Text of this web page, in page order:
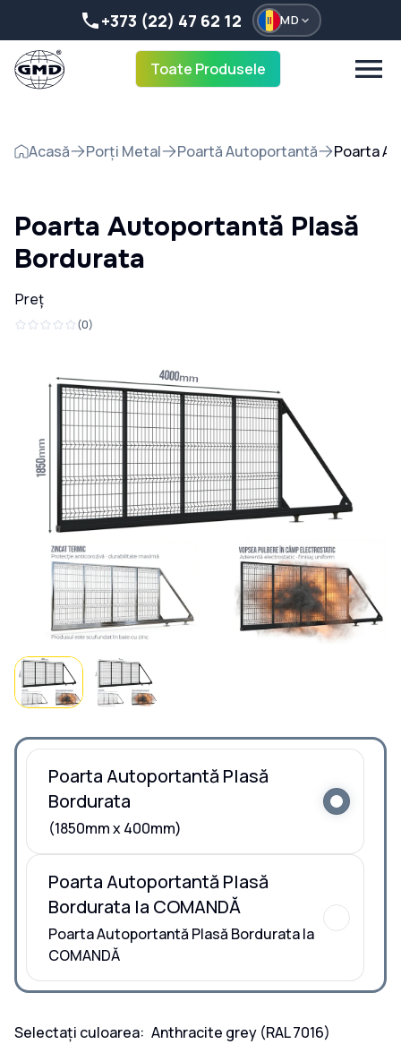
+373 (22) 47 62 12 MD
Toate Produsele
Acasă Porți Metal Poartă Autoportantă Poarta
Poarta Autoportantă Plasă
Bordurata
Preț
(0)
Poarta Autoportantă Plasă
Bordurata
(1850mm x 400mm)
Poarta Autoportantă Plasă
Bordurata la COMANDĂ
Poarta Autoportantă Plasă Bordurata la
COMANDĂ
Selectați culoarea: Anthracite grey (RAL 7016)